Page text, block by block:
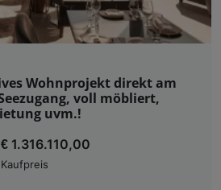
Wohnprojekt direkt am
voll möbliert,
uvm.!
€ 1.316.110,00
Kaufpreis